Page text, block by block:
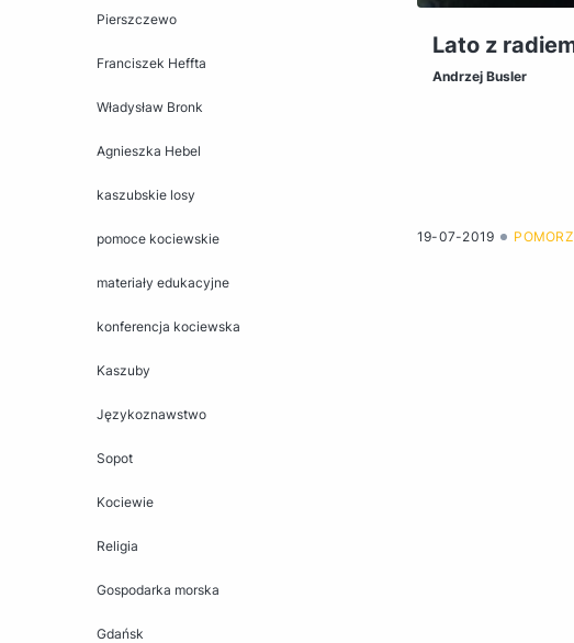
Pierszczewo
Franciszek Heffta
Władysław Bronk
Agnieszka Hebel
kaszubskie losy
pomoce kociewskie
materiały edukacyjne
konferencja kociewska
Kaszuby
Językoznawstwo
Sopot
Kociewie
Religia
Gospodarka morska
Gdańsk
Lato z
Andrzej Busler
19-07-2019